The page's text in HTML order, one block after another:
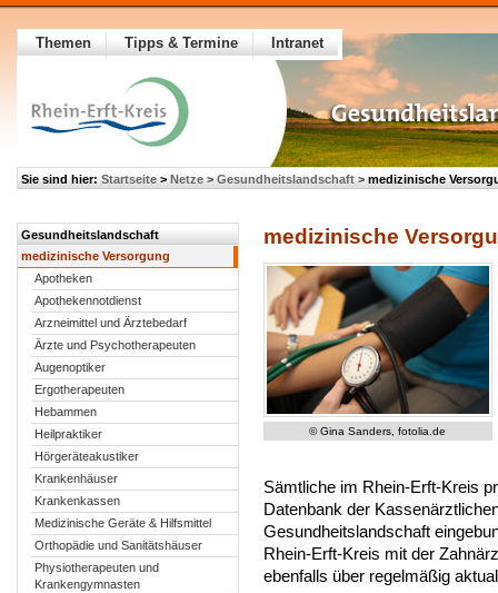
Themen Tipps & Termine Intranet
Sie sind hier:Startseite > Netze >Gesundheitslandschaft >medizinische
medizinische
© Gina Sanders, fotolia.de
Sämtliche im Rhein-Erft-Kreis
Datenbank der
Gesundheitslandschaft
Rhein-Erft-Kreis mit der
ebenfalls über regelmäßig
Gesundheitslandschaft
medizinische Versorgung
Apotheken
Apothekennotdienst
Arzneimittel und Ärztebedarf
Ärzte und Psychotherapeuten
Augenoptiker
Ergotherapeuten
Hebammen
Heilpraktiker
Hörgeräteakustiker
Krankenhäuser
Krankenkassen
Medizinische Geräte & Hilfsmittel
Orthopädie und Sanitätshäuser
Physiotherapeuten und
Krankengymnasten